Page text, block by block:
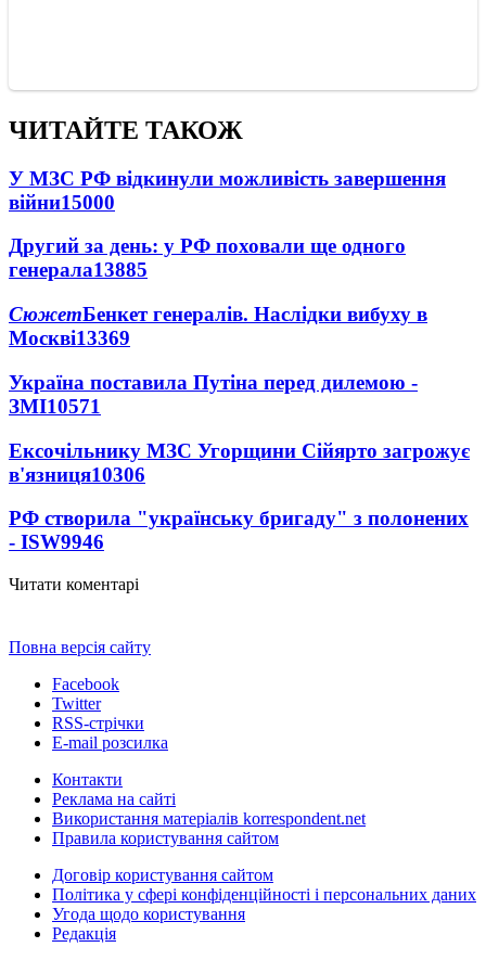
ЧИТАЙТЕ ТАКОЖ
У МЗС РФ відкинули можливість завершення
війни15000
Другий за день: у РФ поховали ще одного
генерала13885
СюжетБенкет генералів. Наслідки вибуху в
Москві13369
Україна поставила Путіна перед дилемою -
ЗМІ10571
Ексочільнику МЗС Угорщини Сійярто загрожує
в'язниця10306
РФ створила "українську бригаду" з полонених
- ISW9946
Читати коментарі
Повна версія сайту
Facebook
Twitter
RSS-стрічки
E-mail розсилка
Контакти
Реклама на сайті
Використання матеріалів korrespondent.net
Правила користування сайтом
Договір користування сайтом
Політика у сфері конфіденційності і персональних даних
Угода щодо користування
Редакція